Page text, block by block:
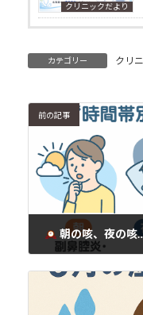
クリニックだより
カテゴリー クリ
前の記事
朝の咳、夜の咳…